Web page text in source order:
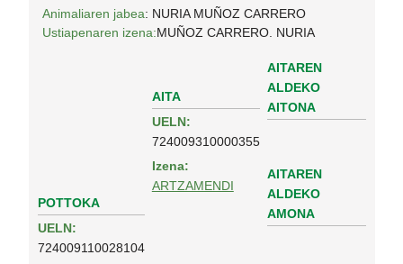
Animaliaren jabea: NURIA MUÑOZ CARRERO
Ustiapenaren izena:MUÑOZ CARRERO. NURIA
POTTOKA
UELN:
724009110028104
AITA
UELN:
724009310000355
Izena:
ARTZAMENDI
AITAREN
ALDEKO
AITONA
AITAREN
ALDEKO
AMONA